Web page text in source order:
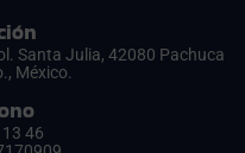
Santa Julia, 42080 Pachuca
México.
46